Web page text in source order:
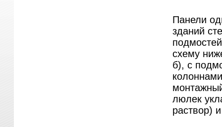
Панели
зданий
схему
б), с
люлек
раствор)